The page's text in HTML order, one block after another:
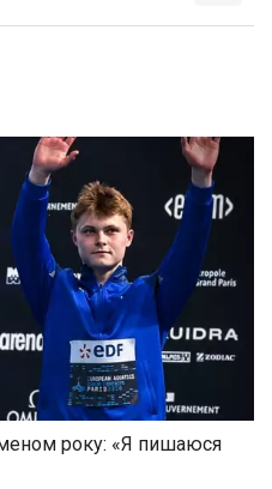
року: «Я пишаюся